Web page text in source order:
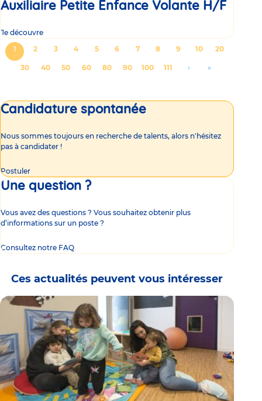
Auxiliaire Petite Enfance Volante H/F
Je découvre
Pagination
Page
courante
1 Page
2 Page
3 Page
4 Page
5 Page
6 Page
7 Page
8 Page
9 Page
10 Page
20
Page
30 Page
40 Page
50 Page
60 Page
80 Page
90 Page
100 Page
111
Aller
›
Aller
dernière
»
Candidature spontanée
Nous sommes toujours en recherche de talents, alors n'hésitez
pas à candidater !
Postuler
Une question ?
Vous avez des questions ? Vous souhaitez obtenir plus
d’informations sur un poste ?
Consultez notre FAQ
Ces actualités peuvent vous intéresser